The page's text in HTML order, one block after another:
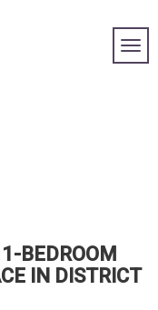
BEDROOM
IN DISTRICT